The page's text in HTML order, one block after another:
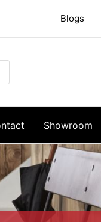
Blogs
Showroom